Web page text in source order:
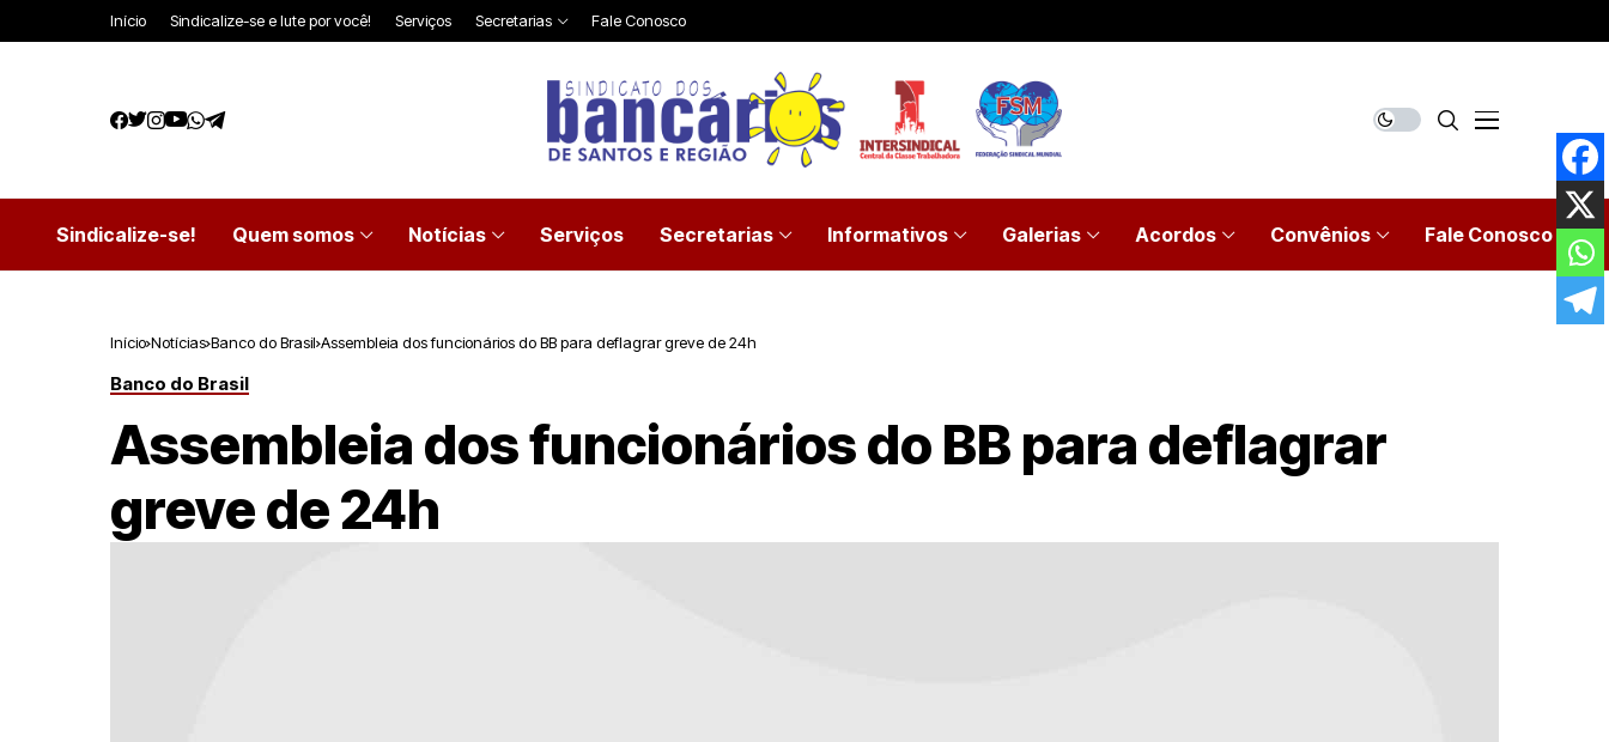
Início Sindicalize-se e lute por você! Serviços Secretarias Fale Conosco
Sindicalize-se! Quem somos Notícias Serviços Secretarias Informativos Galerias Acordos Convênios Fale Conosco
Início Notícias Banco do Brasil Assembleia dos funcionários do BB para deflagrar greve de 24h
Banco do Brasil
Assembleia dos funcionários do BB para deflagrar
greve de 24h